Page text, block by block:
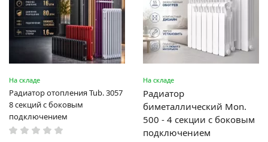
На складе
Радиатор отопления Tub. 3057
8 секций с боковым
подключением
На складе
Радиатор
биметаллический Mon.
500 - 4 секции c боковым
подключением